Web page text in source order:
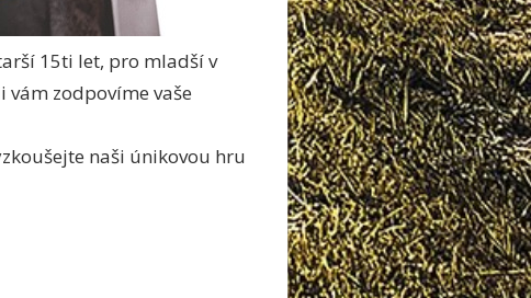
15ti let, pro mladší v
vám zodpovíme vaše
naši únikovou hru